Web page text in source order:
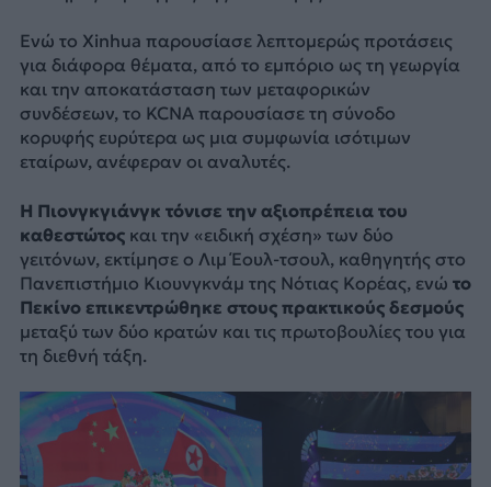
Ενώ το Xinhua παρουσίασε λεπτομερώς προτάσεις
για διάφορα θέματα, από το εμπόριο ως τη γεωργία
και την αποκατάσταση των μεταφορικών
συνδέσεων, το KCNA παρουσίασε τη σύνοδο
κορυφής ευρύτερα ως μια συμφωνία ισότιμων
εταίρων, ανέφεραν οι αναλυτές.
Η Πιονγκγιάνγκ τόνισε την αξιοπρέπεια του
καθεστώτοςκαι την «ειδική σχέση» των δύο
γειτόνων, εκτίμησε ο Λιμ Έουλ-τσουλ, καθηγητής στο
Πανεπιστήμιο Κιουνγκνάμ της Νότιας Κορέας, ενώ το
Πεκίνο επικεντρώθηκε στους πρακτικούς δεσμούς
μεταξύ των δύο κρατών και τις πρωτοβουλίες του για
τη διεθνή τάξη.